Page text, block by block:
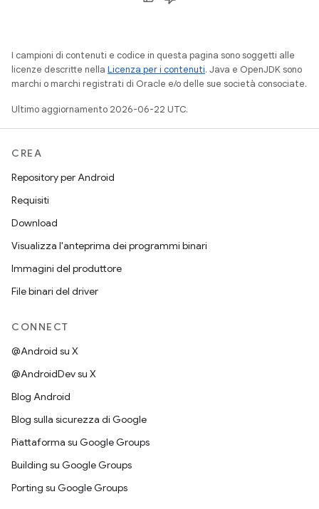
I campioni di contenuti e codice in questa pagina sono soggetti alle
licenze descritte nella Licenza per i contenuti. Java e OpenJDK sono
marchi o marchi registrati di Oracle e/o delle sue società consociate.
Ultimo aggiornamento 2026-06-22 UTC.
CREA
Repository per Android
Requisiti
Download
Visualizza l'anteprima dei programmi binari
Immagini del produttore
File binari del driver
CONNECT
@Android su X
@AndroidDev su X
Blog Android
Blog sulla sicurezza di Google
Piattaforma su Google Groups
Building su Google Groups
Porting su Google Groups